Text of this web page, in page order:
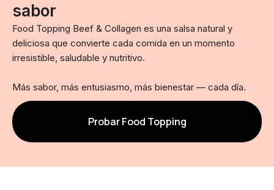
sabor
Food Topping Beef & Collagen es una salsa natural y
deliciosa que convierte cada comida en un momento
irresistible, saludable y nutritivo.
Más sabor, más entusiasmo, más bienestar — cada día.
Probar Food Topping